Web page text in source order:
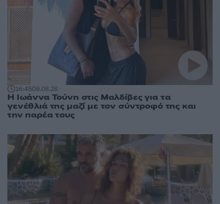
16:4509.08.26
Η Ιωάννα Τούνη στις Μαλδίβες για τα
γενέθλιά της μαζί με τον σύντροφό της και
την παρέα τους